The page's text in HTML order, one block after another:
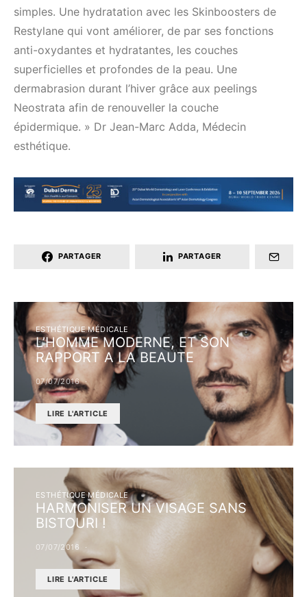
simples. Une hydratation avec les Skinboosters de
Restylane qui vont améliorer, de par ses fonctions
anti-oxydantes et hydratantes, les couches
superficielles et profondes de la peau. Une
dermabrasion durant l’hiver grâce aux peelings
Neostrata afin de renouveller la couche
épidermique. » Dr Jean-Marc Adda, Médecin
esthétique.
PARTAGER PARTAGER
ESTHÉTIQUE MÉDICALE
L’HOMME MODERNE, ET SON
RAPPORT A LA BEAUTE
07/07/2016
LIRE L'ARTICLE
ESTHÉTIQUE MÉDICALE
HARMONISER UN VISAGE SANS
BISTOURI !
07/07/2016
LIRE L'ARTICLE